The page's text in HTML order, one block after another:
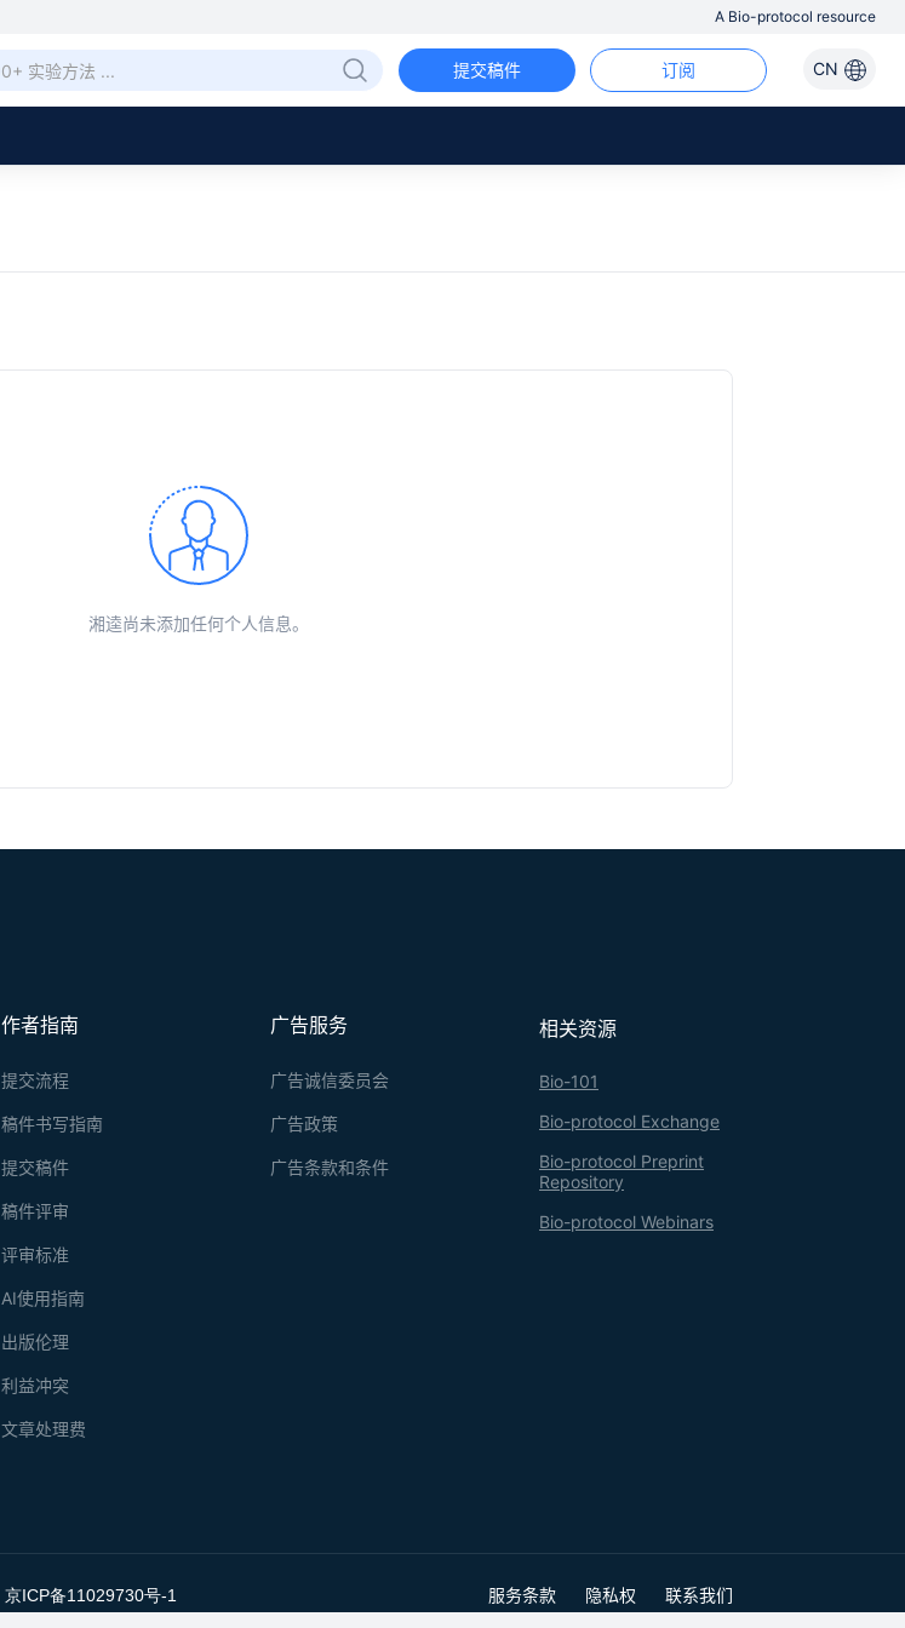
A Bio-protocol resource
CN
订阅
提交稿件
湘逵尚未添加任何个人信息。
相关资源
Bio-101
Bio-protocol Exchange
Bio-protocol Preprint
Repository
Bio-protocol Webinars
广告服务
广告诚信委员会
广告政策
广告条款和条件
作者指南
提交流程
稿件书写指南
提交稿件
稿件评审
评审标准
AI使用指南
出版伦理
利益冲突
文章处理费
京ICP备11029730号-1 服务条款 隐私权 联系我们